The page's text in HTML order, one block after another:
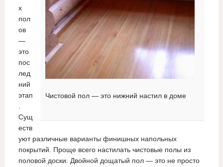
Чистовой пол — это нижний настил в доме
х
пол
ов
—
это
пос
лед
ний
этап
Сущ
еств
уют различные варианты финишных напольных
покрытий. Проще всего настилать чистовые полы из
половой доски. Двойной дощатый пол — это не просто